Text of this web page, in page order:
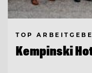
TOP
Kempinski